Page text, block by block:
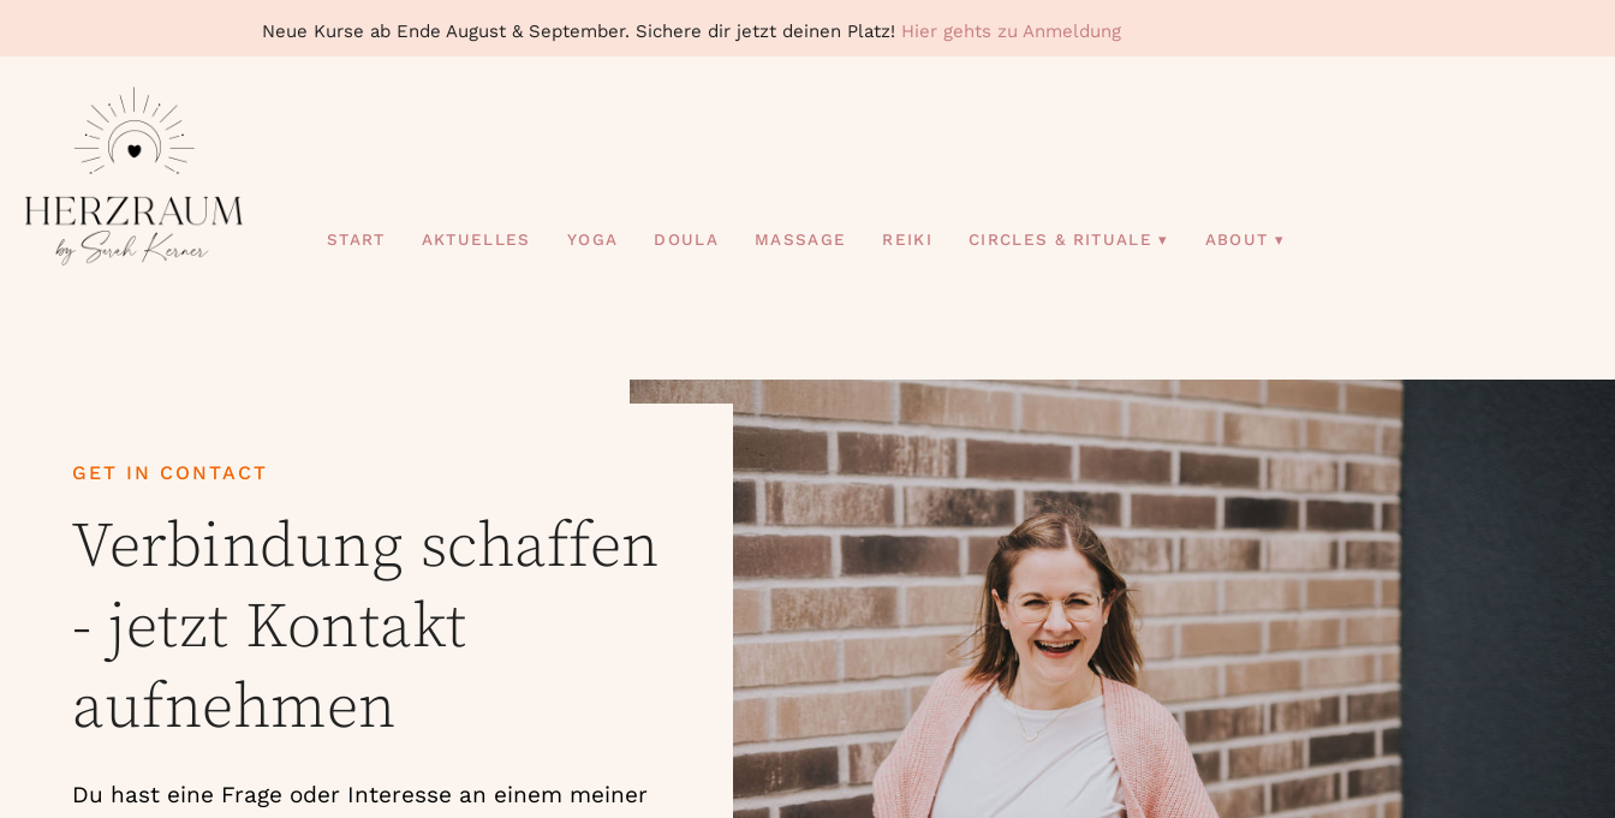
Neue Kurse ab Ende August & September. Sichere dir jetzt deinen Platz! Hier gehts zu Anmeldung
START AKTUELLES YOGA DOULA MASSAGE REIKI CIRCLES & RITUALE ABOUT
GET IN CONTACT
Verbindung schaffen
- jetzt Kontakt
aufnehmen
Du hast eine Frage oder Interesse an einem meiner